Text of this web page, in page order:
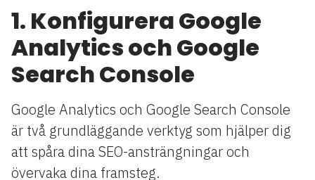
1. Konfigurera Google
Analytics och Google
Search Console
Google Analytics och Google Search Console
är två grundläggande verktyg som hjälper dig
att spåra dina SEO-ansträngningar och
övervaka dina framsteg.